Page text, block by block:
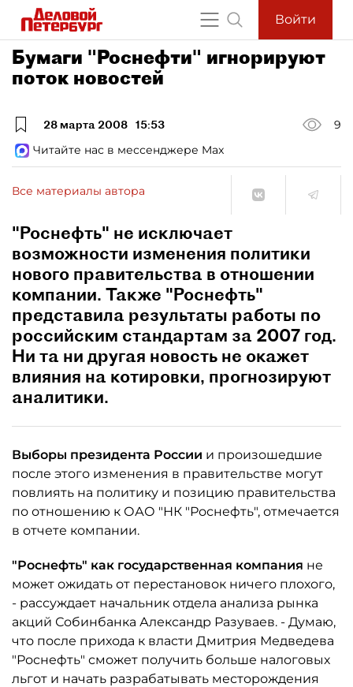
Войти
Бумаги "Роснефти" игнорируют
поток новостей
28 марта 2008 15:53
9
Читайте нас в мессенджере Max
Все материалы автора
"Роснефть" не исключает
возможности изменения политики
нового правительства в отношении
компании. Также "Роснефть"
представила результаты работы по
российским стандартам за 2007 год.
Ни та ни другая новость не окажет
влияния на котировки, прогнозируют
аналитики.
Выборы президента России и произошедшие
после этого изменения в правительстве могут
повлиять на политику и позицию правительства
по отношению к ОАО "НК "Роснефть", отмечается
в отчете компании.
"Роснефть" как государственная компания не
может ожидать от перестановок ничего плохого,
- рассуждает начальник отдела анализа рынка
акций Собинбанка Александр Разуваев. - Думаю,
что после прихода к власти Дмитрия Медведева
"Роснефть" сможет получить больше налоговых
льгот и начать разрабатывать месторождения